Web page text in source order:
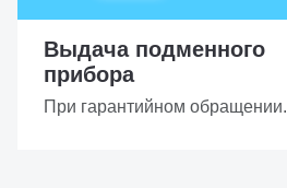
Выдача подменного
прибора
При гарантийном обращении.